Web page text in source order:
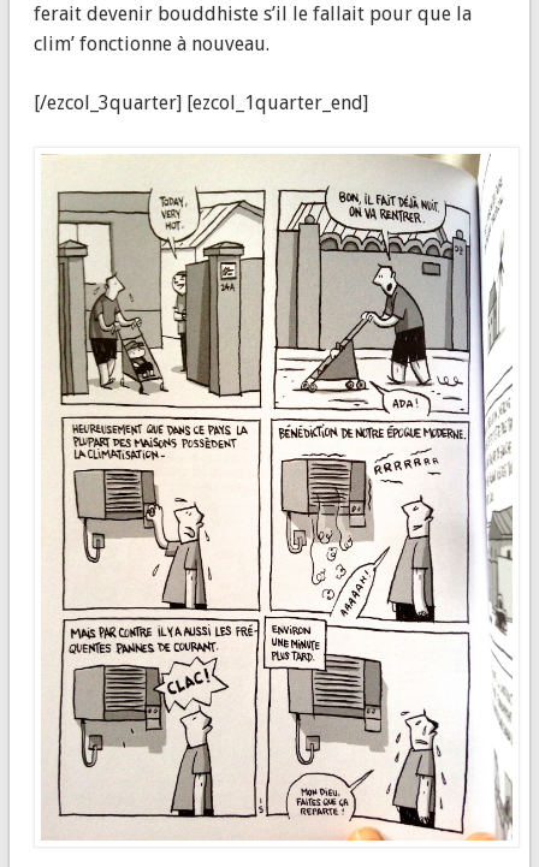
ferait devenir bouddhiste s’il le fallait pour que la
clim’ fonctionne à nouveau.
[/ezcol_3quarter] [ezcol_1quarter_end]